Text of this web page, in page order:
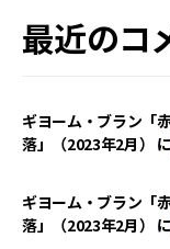
最近のコ
ギヨーム・ブラン「
落」（2023年2月） に
ギヨーム・ブラン「
落」（2023年2月） に